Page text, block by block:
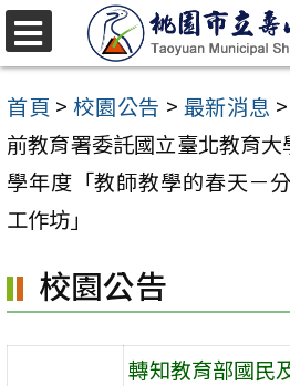
跳
至
主
要
內
容
首頁 > 校園公告 > 最新消息 >
前教育署委託國立臺北教育
學年度「教師教學的春天－
工作坊」
校園公告
轉知教育部國民
選
單